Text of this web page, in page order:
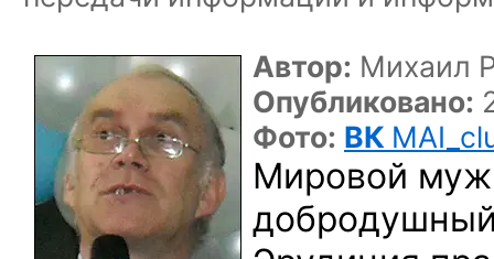
Автор: Михаил
Опубликовано:
Фото: ВК
Мировой